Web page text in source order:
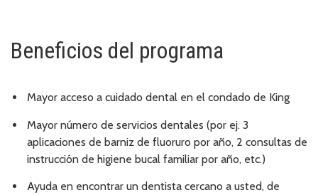
Beneficios del programa
Mayor acceso a cuidado dental en el condado de King
Mayor número de servicios dentales (por ej. 3
aplicaciones de barniz de fluoruro por año, 2 consultas de
instrucción de higiene bucal familiar por año, etc.)
Ayuda en encontrar un dentista cercano a usted, de